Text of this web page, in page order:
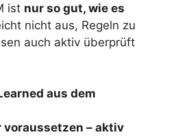
ist nur so gut, wie es
nicht aus, Regeln zu
auch aktiv überprüft
aus dem
voraussetzen – aktiv